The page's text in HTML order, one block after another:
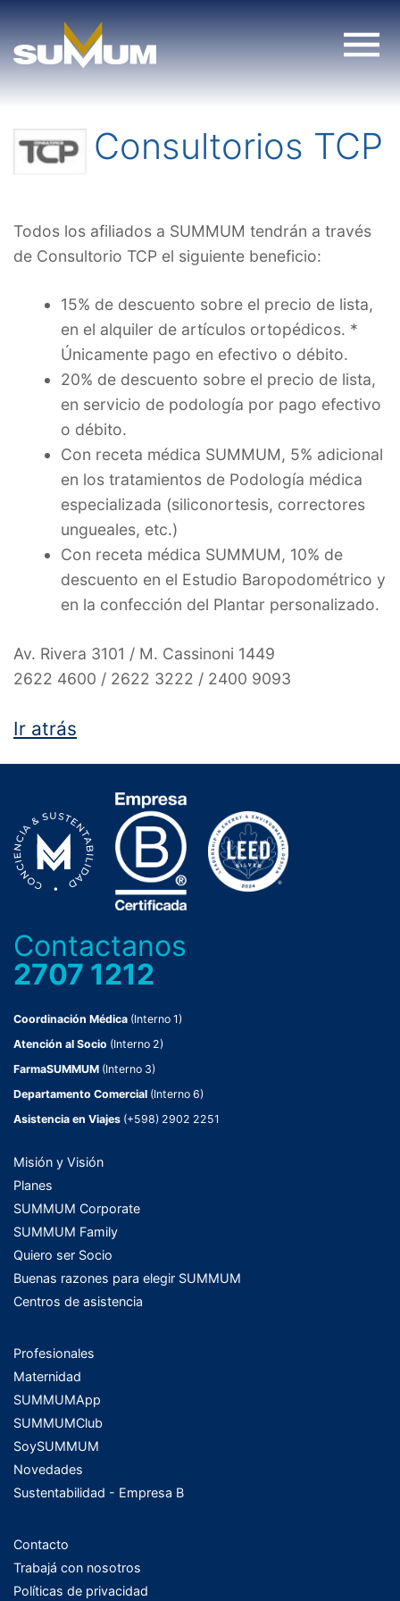
content
Consultorios TCP
Todos los afiliados a SUMMUM tendrán a través
de Consultorio TCP el siguiente beneficio:
15% de descuento sobre el precio de lista,
en el alquiler de artículos ortopédicos. *
Únicamente pago en efectivo o débito.
20% de descuento sobre el precio de lista,
en servicio de podología por pago efectivo
o débito.
Con receta médica SUMMUM, 5% adicional
en los tratamientos de Podología médica
especializada (siliconortesis, correctores
ungueales, etc.)
Con receta médica SUMMUM, 10% de
descuento en el Estudio Baropodométrico y
en la confección del Plantar personalizado.
Av. Rivera 3101 / M. Cassinoni 1449
2622 4600 / 2622 3222 / 2400 9093
Ir atrás
Contactanos
2707 1212
Coordinación Médica (Interno 1)
Atención al Socio (Interno 2)
FarmaSUMMUM (Interno 3)
Departamento Comercial (Interno 6)
Asistencia en Viajes (+598) 2902 2251
Misión y Visión
Planes
SUMMUM Corporate
SUMMUM Family
Quiero ser Socio
Buenas razones para elegir SUMMUM
Centros de asistencia
Profesionales
Maternidad
SUMMUMApp
SUMMUMClub
SoySUMMUM
Novedades
Sustentabilidad - Empresa B
Contacto
Trabajá con nosotros
Políticas de privacidad